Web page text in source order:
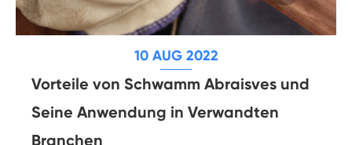
10 AUG 2022
Vorteile von Schwamm Abraisves und
Seine Anwendung in Verwandten
Branchen